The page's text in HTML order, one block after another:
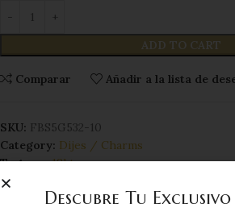
ADD TO CART
Comparar Añadir a la lista de
SKU: FBS5G532-10
Category: Dijes / Charms
Tag: oro 18kt
Compartir:Descubre Tu